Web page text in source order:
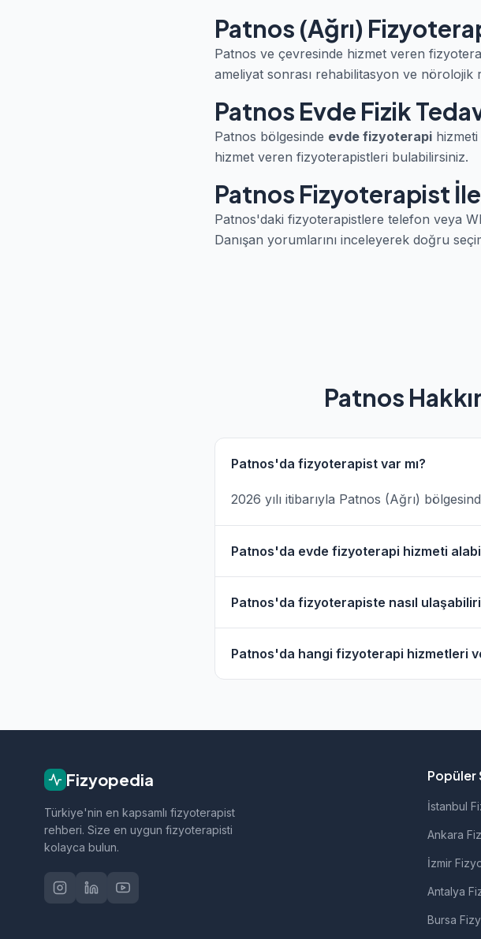
Patnos (Ağrı)
Patnos ve çevresinde hizmet veren
ameliyat sonrası rehabilitasyon ve nörolojik
Patnos Evde Fizik
Patnos bölgesinde evde fizyoterapi
hizmet veren fizyoterapistleri bulabilirsiniz.
Patnos Fizyoterapist
Patnos'daki fizyoterapistlere telefon veya
Danışan yorumlarını inceleyerek doğru
Patnos
Patnos'da fizyoterapist var mı?
2026 yılı itibarıyla Patnos (Ağrı)
Patnos'da evde fizyoterapi hizmeti
hizmet filtresini kullanarak bu
Patnos'da fizyoterapiste nasıl
geçebilirsiniz.
Patnos'da hangi fizyoterapi hizmetleri
Fizyopedia
Türkiye'nin en kapsamlı fizyoterapist
rehberi. Size en uygun fizyoterapisti
kolayca bulun.
Popüler
İstanbul
Ankara
İzmir
Antalya
Bursa